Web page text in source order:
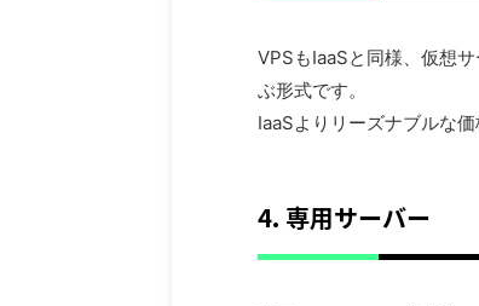
VPSもIaaSと同様、仮想
ぶ形式です。
IaaSよりリーズナブルな
4. 専用サーバー